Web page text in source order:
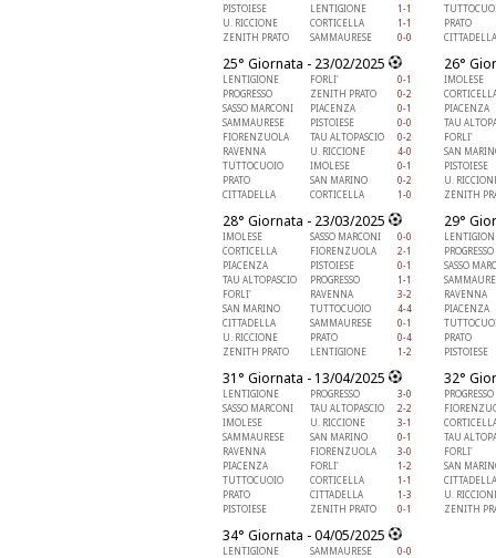
PISTOIESE
LENTIGIONE
1-1
U. RICCIONE
CORTICELLA
1-1
ZENITH PRATO
SAMMAURESE 0-0
25° Giornata - 23/02/2025
LENTIGIONE FORLI'
0-1
PROGRESSO
ZENITH PRATO
0-2
SASSO MARCONI
PIACENZA
0-1
SAMMAURESE
PISTOIESE
0-0
FIORENZUOLA
TAU ALTOPASCIO
0-2
RAVENNA
U. RICCIONE
4-0
TUTTOCUOIO
IMOLESE
0-1
PRATO
SAN MARINO
0-2
CITTADELLA
CORTICELLA 1-0
28° Giornata - 23/03/2025
IMOLESE SASSO MARCONI
0-0
CORTICELLA
FIORENZUOLA
2-1
PIACENZA
PISTOIESE
0-1
TAU ALTOPASCIO
PROGRESSO
1-1
FORLI'
RAVENNA
3-2
SAN MARINO
TUTTOCUOIO
4-4
CITTADELLA
SAMMAURESE
0-1
U. RICCIONE
PRATO
0-4
ZENITH PRATO
LENTIGIONE 1-2
31° Giornata - 13/04/2025
LENTIGIONE PROGRESSO
3-0
SASSO MARCONI
TAU ALTOPASCIO
2-2
IMOLESE
U. RICCIONE
3-1
SAMMAURESE
SAN MARINO
0-1
RAVENNA
FIORENZUOLA
3-0
PIACENZA
FORLI'
1-2
TUTTOCUOIO
CORTICELLA
1-1
PRATO
CITTADELLA
1-3
PISTOIESE
ZENITH PRATO 0-1
34° Giornata - 04/05/2025
LENTIGIONE SAMMAURESE
0-0
PRATO
CITTADELLA
26°
IMOLESE
PIACENZA
TAU
FORLI'
SAN
PISTOIESE
U.
ZENITH
29°
PROGRESSO
SASSO
RAVENNA
PIACENZA
PRATO
PISTOIESE
32°
PROGRESSO
TAU
FORLI'
SAN
CITTADELLA
U.
ZENITH